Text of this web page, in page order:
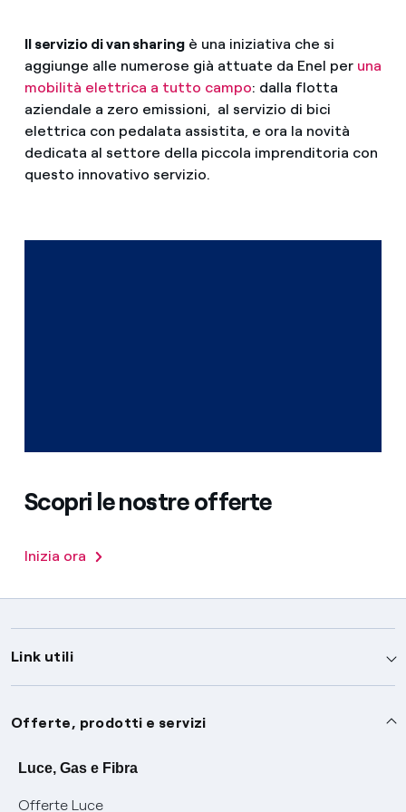
Il servizio di van sharingè una iniziativa che si
aggiunge alle numerose già attuate da Enel per una
mobilità elettrica a tutto campo: dalla flotta
aziendale a zero emissioni, al servizio di bici
elettrica con pedalata assistita, e ora la novità
dedicata al settore della piccola imprenditoria con
questo innovativo servizio.
Scopri le nostre offerte
Inizia ora
Link utili
Assistenza
Avvisi
SOS luce e gas
Servizi
Offerte, prodotti e servizi
Luce, Gas e Fibra
Offerte Luce